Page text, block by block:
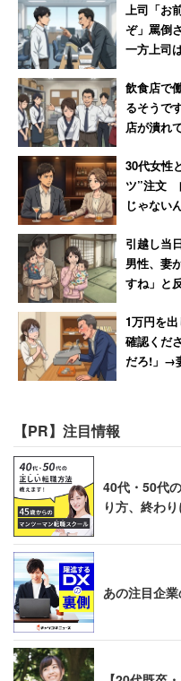
上司「お
ぞ」罵倒
一方上司
飲食店で
るそうで
店が潰れ
30代女性
ツ”注文
じゃない
引越し当
男性、妻
すね」と
1万円を
確認くだ
だろ!」→
【PR】注目情報
40代・50代
り方、終わ
あの注目企業